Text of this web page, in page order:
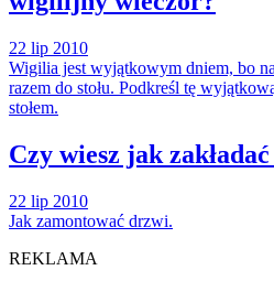
22 lip 2010
Wigilia jest wyjątkowym dniem, bo
razem do stołu. Podkreśl tę
stołem.
Czy wiesz jak
22 lip 2010
Jak zamontować drzwi.
REKLAMA